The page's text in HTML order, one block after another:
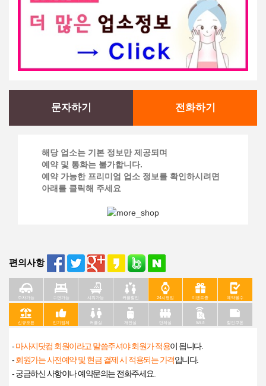
문자하기 전화하기
해당 업소는 기본 정보만 제공되며
예약 및 통화는 불가합니다.
예약 가능한 프리미엄 업소 정보를 확인하시려면
아래를 클릭해 주세요
편의사항
주차가능 수면가능 샤워가능 커플할인 24시영업 이벤트중 예약필수
신규오픈 인기업체 커플실 개인실 단체실 Wi-fi 할인쿠폰
-마사지닷컴 회원이라고 말씀주셔야 회원가 적용이 됩니다.
-회원가는 사전예약 및 현금 결제 시 적용되는 가격입니다.
- 궁금하신 사항이나 예약문의는 전화주세요.